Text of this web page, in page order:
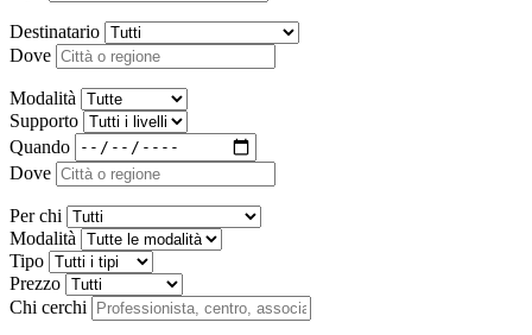
Destinatario
Dove
Modalità
Supporto
Quando
Dove
Per chi
Modalità
Tipo
Prezzo
Chi cerchi